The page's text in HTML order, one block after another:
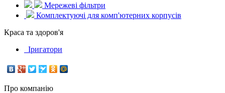
Мережеві фільтри
Комплектуючі для комп'ютерних корпусів
Краса та здоров'я
Іригатори
Про компанію